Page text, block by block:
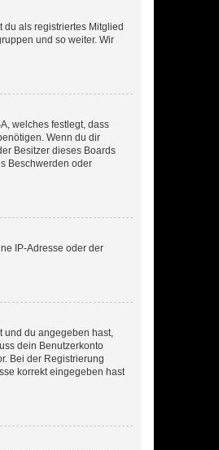
als registriertes Mitglied
und so weiter. Wir
welches festlegt, dass
Wenn du dir
Besitzer dieses Boards
Beschwerden oder
IP-Adresse oder der
und du angegeben hast,
dein Benutzerkonto
Bei der Registrierung
korrekt eingegeben hast